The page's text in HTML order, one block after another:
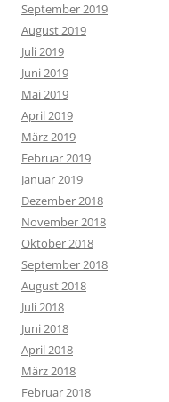
September 2019
August 2019
Juli 2019
Juni 2019
Mai 2019
April 2019
März 2019
Februar 2019
Januar 2019
Dezember 2018
November 2018
Oktober 2018
September 2018
August 2018
Juli 2018
Juni 2018
April 2018
März 2018
Februar 2018